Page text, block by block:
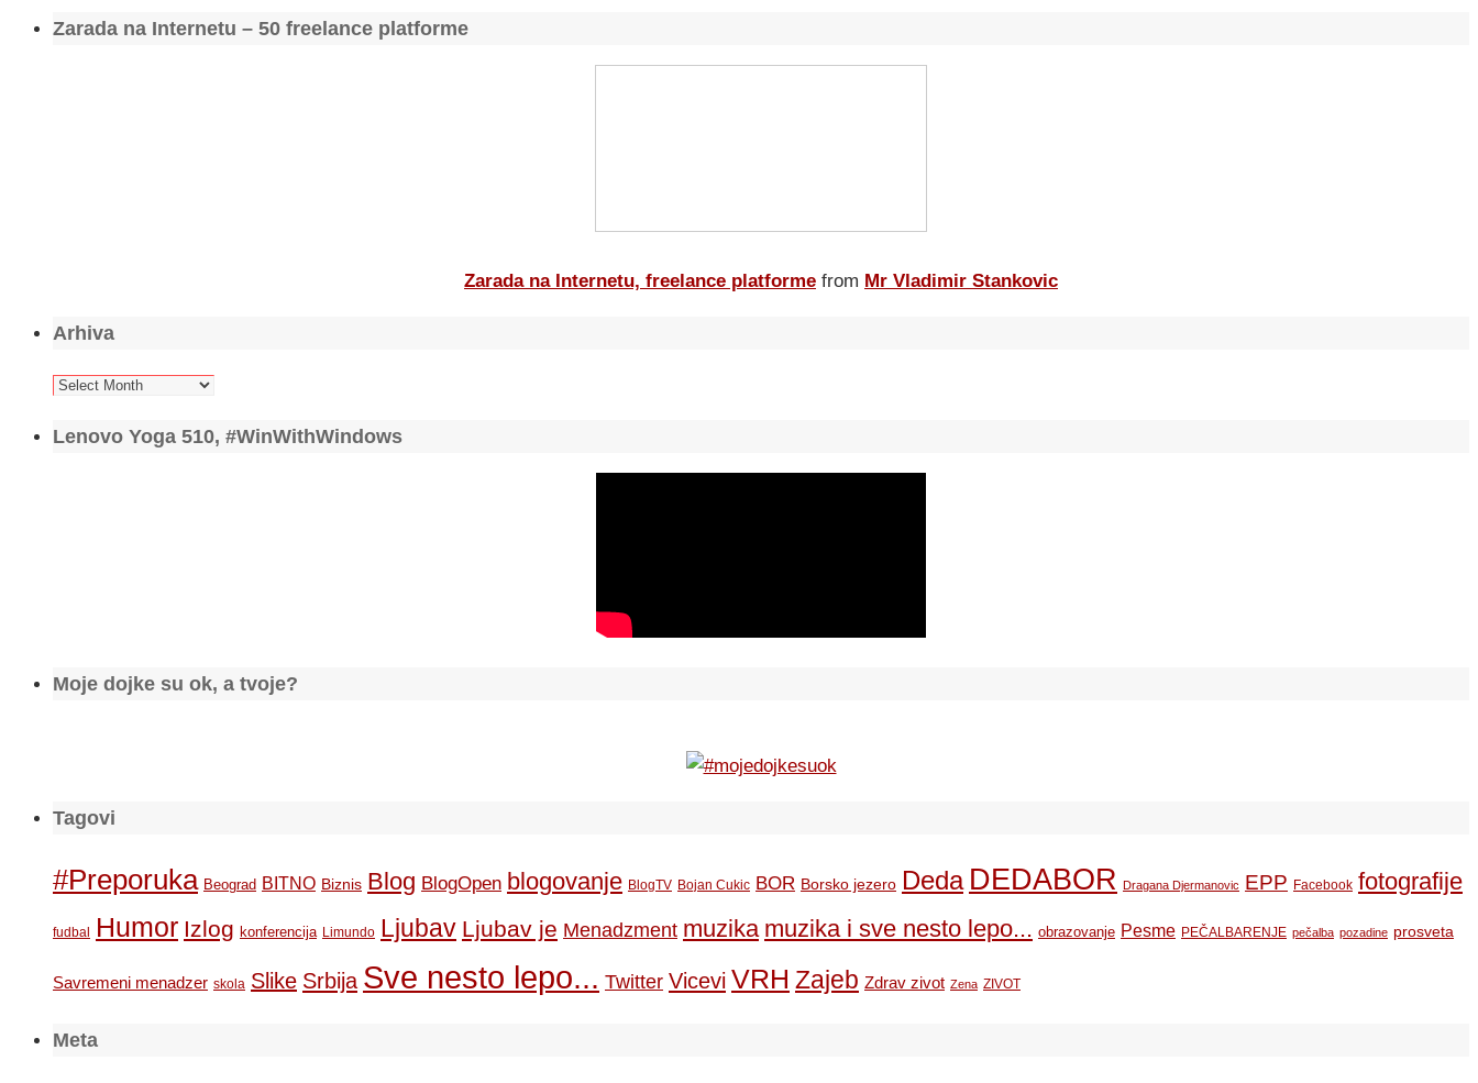
Zarada na Internetu – 50 freelance platforme
Zarada na Internetu, freelance platforme from Mr Vladimir Stankovic
Arhiva
Arhiva
Lenovo Yoga 510, #WinWithWindows
Moje dojke su ok, a tvoje?
Tagovi
#Preporuka Beograd BITNO Biznis Blog BlogOpen blogovanje BlogTV Bojan Cukic BOR Borsko jezero Deda DEDABOR Dragana Djermanovic EPP Facebook fotografije
fudbal Humor Izlog konferencija Limundo Ljubav Ljubav je Menadzment muzika muzika i sve nesto lepo... obrazovanje Pesme PEČALBARENJE pečalba pozadine prosveta
Savremeni menadzer skola Slike Srbija Sve nesto lepo... Twitter Vicevi VRH Zajeb Zdrav zivot Zena ZIVOT
Meta